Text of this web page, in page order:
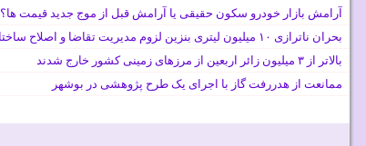
آرامش بازار خودرو سکون حقیقی یا آرامش قبل از موج جدید قیمت ها؟
بحران ناترازی ۱۰ میلیون لیتری بنزین لزوم مدیریت تقاضا و اصلاح ساختار
بالاتر از ۳ میلیون زائر اربعین از مرزهای زمینی کشور خارج شدند
ممانعت از هدررفت گاز با اجرای یک طرح پژوهشی در بوشهر